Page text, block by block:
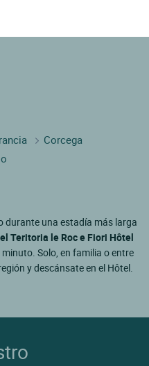
Corcega
durante una estadía más larga
Teritoria le Roc e Fiori Hôtel
Solo, en familia o entre
y descánsate en el Hôtel.